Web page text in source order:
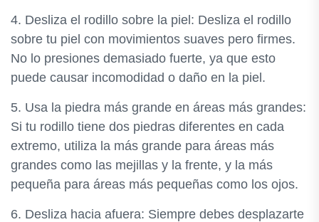
4. Desliza el rodillo sobre la piel: Desliza el rodillo
sobre tu piel con movimientos suaves pero firmes.
No lo presiones demasiado fuerte, ya que esto
puede causar incomodidad o daño en la piel.
5. Usa la piedra más grande en áreas más grandes:
Si tu rodillo tiene dos piedras diferentes en cada
extremo, utiliza la más grande para áreas más
grandes como las mejillas y la frente, y la más
pequeña para áreas más pequeñas como los ojos.
6. Desliza hacia afuera: Siempre debes desplazarte